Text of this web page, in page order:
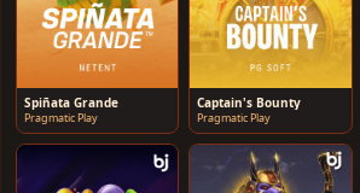
Spiñata Grande
Pragmatic Play
Captain's Bounty
Pragmatic Play